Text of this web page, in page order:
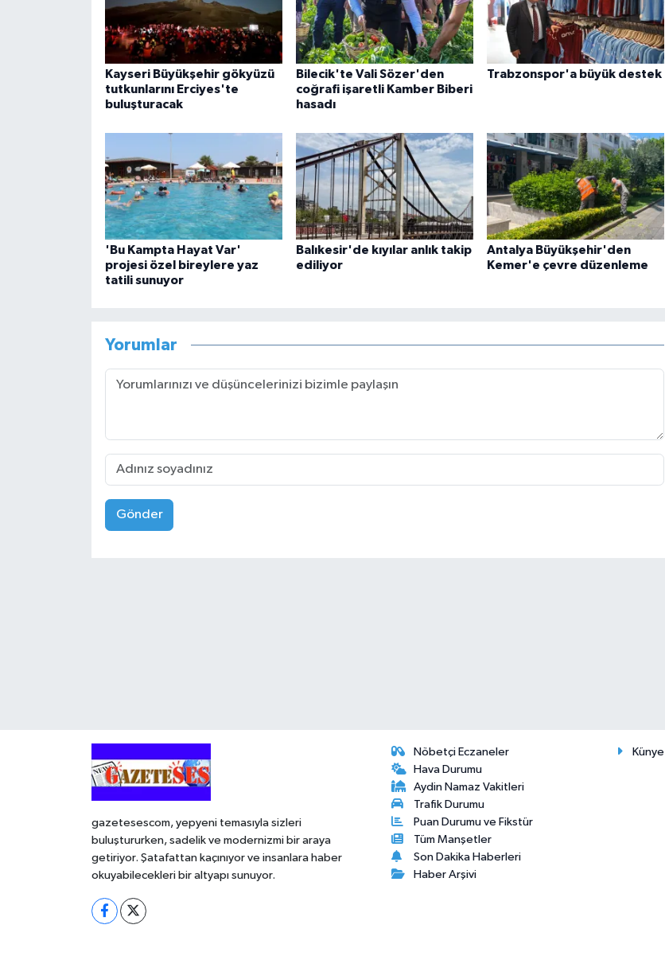
Kayseri Büyükşehir gökyüzü
tutkunlarını Erciyes'te
buluşturacak
Bilecik'te Vali Sözer'den
coğrafi işaretli Kamber Biberi
hasadı
Trabzonspor'a büyük destek
'Bu Kampta Hayat Var'
projesi özel bireylere yaz
tatili sunuyor
Balıkesir'de kıyılar anlık takip
ediliyor
Antalya Büyükşehir'den
Kemer'e çevre düzenleme
Yorumlar
Gönder
gazetesescom, yepyeni temasıyla sizleri
buluştururken, sadelik ve modernizmi bir araya
getiriyor. Şatafattan kaçınıyor ve insanlara haber
okuyabilecekleri bir altyapı sunuyor.
Nöbetçi Eczaneler
Hava Durumu
Aydin Namaz Vakitleri
Trafik Durumu
Puan Durumu ve Fikstür
Tüm Manşetler
Son Dakika Haberleri
Haber Arşivi
Künye